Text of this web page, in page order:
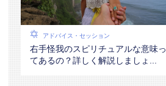
アドバイス・セッション
右手怪我のスピリチュアルな意味っ
てあるの？詳しく解説しましょ...